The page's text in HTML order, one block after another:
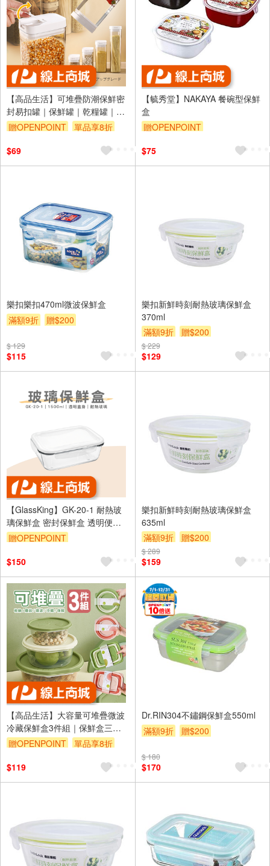
【高品生活】可堆疊防潮保鮮密
封易扣罐｜保鮮罐｜乾糧罐｜食
材密封罐｜防潮｜保鮮盒
贈OPENPOINT
單品享8折
$69
【毓秀堂】NAKAYA 餐碗型保鮮
盒
贈OPENPOINT
$75
樂扣樂扣470ml微波保鮮盒
滿額9折
贈$200
$ 129
$115
樂扣新鮮時刻耐熱玻璃保鮮盒
370ml
滿額9折
贈$200
$ 229
$129
【GlassKing】GK-20-1 耐熱玻
璃保鮮盒 密封保鮮盒 透明便當
盒 玻璃便當盒 健康餐盒
贈OPENPOINT
$150
樂扣新鮮時刻耐熱玻璃保鮮盒
635ml
滿額9折
贈$200
$ 289
$159
【高品生活】大容量可堆疊微波
冷藏保鮮盒3件組｜保鮮盒三件
組｜堆疊保鮮盒｜保鮮盒｜微波
贈OPENPOINT
單品享8折
$119
Dr.RIN304不鏽鋼保鮮盒550ml
滿額9折
贈$200
$ 180
$170